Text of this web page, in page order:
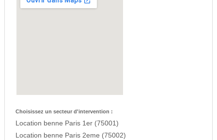
Choisissez un secteur d'intervention :
Location benne Paris 1er (75001)
Location benne Paris 2eme (75002)